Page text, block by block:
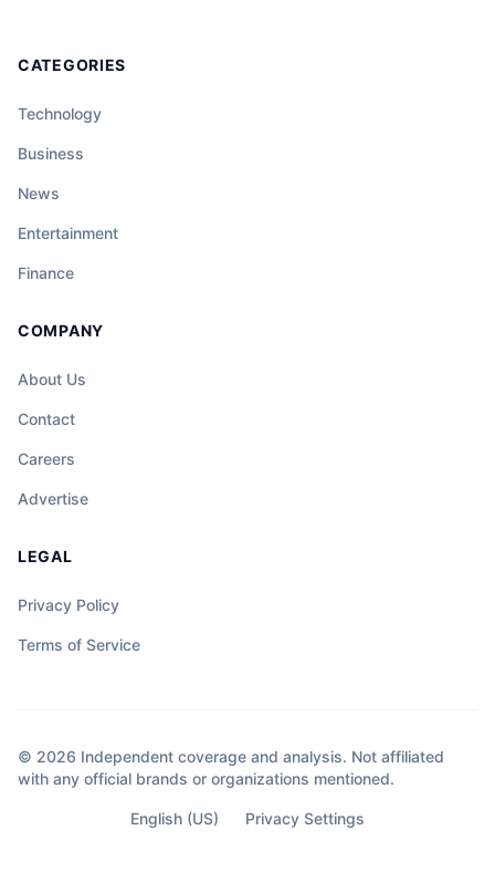
CATEGORIES
Technology
Business
News
Entertainment
Finance
COMPANY
About Us
Contact
Careers
Advertise
LEGAL
Privacy Policy
Terms of Service
© 2026 Independent coverage and analysis. Not affiliated
with any official brands or organizations mentioned.
English (US) Privacy Settings